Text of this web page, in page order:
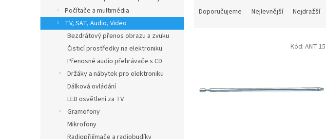
Počítače a multimédia
TV, SAT, Audio, Video
Bezdrátový přenos obrazu a zvuku
Čisticí prostředky na elektroniku
Přenosné audio přehrávače s CD
Držáky a nábytek pro elektroniku
Dálková ovládání
LED osvětlení za TV
Gramofony
Mikrofony
Doporučujeme Nejlevnější Nejdražší
Kód: ANT 15